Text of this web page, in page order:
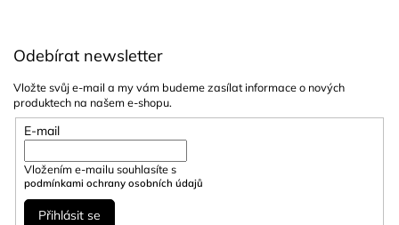
Odebírat newsletter
Vložte svůj e-mail a my vám budeme zasílat informace o nových
produktech na našem e-shopu.
E-mail
Vložením e-mailu souhlasíte s
podmínkami ochrany osobních údajů
Přihlásit se